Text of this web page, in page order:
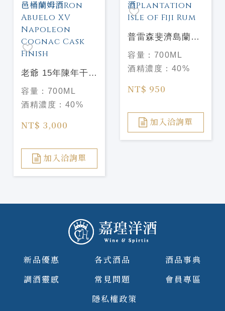
老爺 15年陳年干邑
桶蘭姆酒Ron
Abuelo XV
Napoleon Cognac
Cask Finish
容量： 700ML
酒精濃度： 40%
NT$ 3,000
加入洽詢單
普雷森斐濟島蘭姆
酒Plantation Isle
of Fiji Rum
容量： 700ML
酒精濃度： 40%
NT$ 950
加入洽詢單
新品優惠 各式酒品
酒品事典
調酒靈感
常見問題
會員專區
隱私權政策